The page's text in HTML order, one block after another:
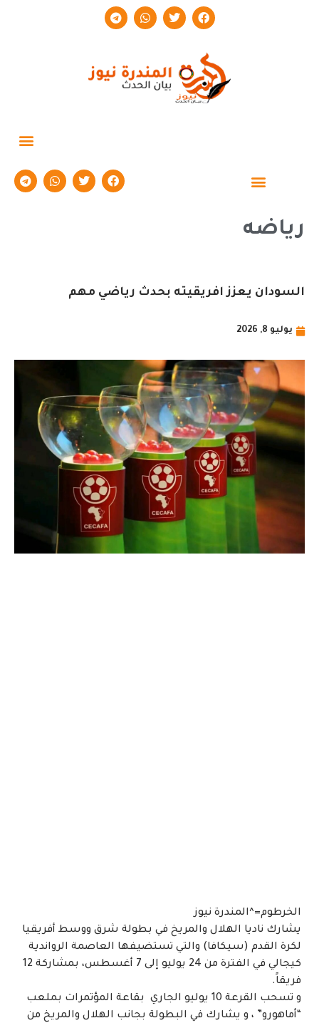
رياضه
السودان يعزز افريقيته بحدث رياضي مهم
يوليو 8, 2026
الخرطوم=^المندرة نيوز
يشارك ناديا الهلال والمريخ في بطولة شرق ووسط أفريقيا
لكرة القدم (سيكافا) والتي​ تستضيفها العاصمة الرواندية
كيجالي في الفترة من 24 يوليو إلى 7 أغسطس، بمشاركة 12
فريقاً.
​و تسحب القرعة 10 يوليو الجاري بقاعة المؤتمرات بملعب
“أماهورو” ، و يشارك في البطولة بجانب الهلال والمريخ من